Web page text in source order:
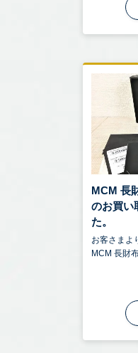
MCM 長
のお買い
た。
お客さまよ
MCM 長財